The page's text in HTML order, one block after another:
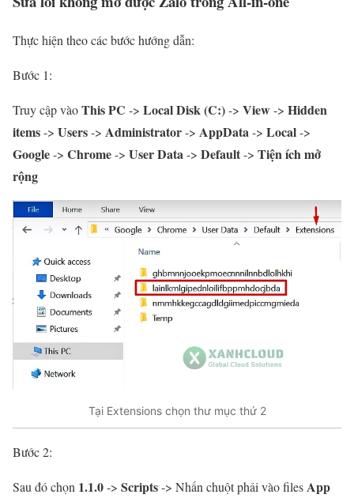
Thực hiện theo các bước hướng dẫn:
Bước 1:
Truy cập vàoThis PC -> Local Disk (C:)-> View-> Hidden
items-> Users-> Administrator-> AppData-> Local->
Google-> Chrome-> User Data-> Default-> Tiện ích mở
rộng
Tại Extensions chọn thư mục thứ 2
Bước 2:
Sau đó chọn 1.1.0-> Scripts-> Nhấn chuột phải vào filesApp